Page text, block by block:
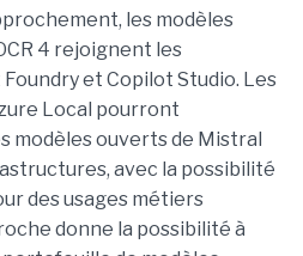
les modèles
4 rejoignent les
et Copilot Studio. Les
Local pourront
modèles ouverts de Mistral
avec la possibilité
des usages métiers
donne la possibilité à